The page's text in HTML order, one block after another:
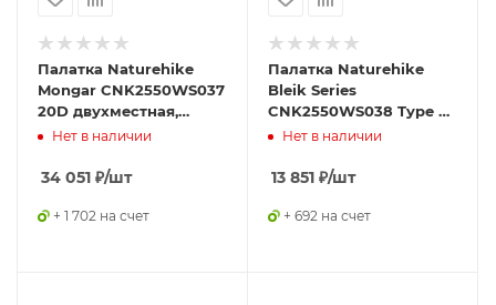
Палатка Naturehike
Mongar CNK2550WS037
20D двухместная,
зеленый
Нет в наличии
34 051 ₽/шт
+ 1 702 на счет
Палатка Naturehike
Bleik Series
CNK2550WS038 Type B,
двухместная, зеленая
Нет в наличии
13 851 ₽/шт
+ 692 на счет